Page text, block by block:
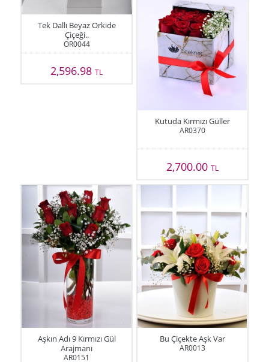
Tek Dallı Beyaz Orkide
Çiçeği..
OR0044
2,596.98TL
Kutuda Kırmızı Güller
AR0370
2,700.00 TL
Aşkın Adı 9 Kırmızı Gül
Arajmanı
AR0151
Bu Çiçekte Aşk Var
AR0013